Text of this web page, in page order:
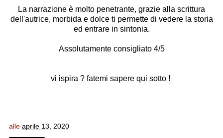
La narrazione è molto penetrante, grazie alla scrittura
dell'autrice, morbida e dolce ti permette di vedere la storia
ed entrare in sintonia.
Assolutamente consigliato 4/5
vi ispira ? fatemi sapere qui sotto !
alle aprile 13, 2020